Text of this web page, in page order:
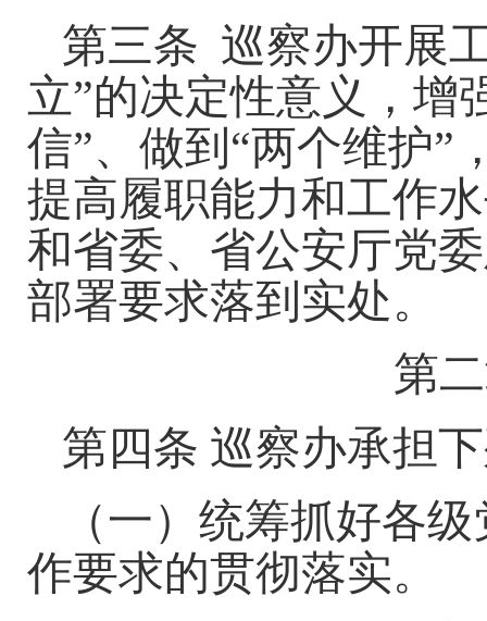
第三条 巡察办开展
立”的决定性意义，增
信”、做到“两个维护”
提高履职能力和工作
和省委、省公安厅党
部署要求落到实处。
第
第四条 巡察办承担
（一） 统筹抓好各级
作要求的贯彻落实。